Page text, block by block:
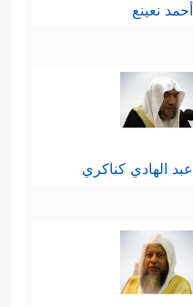
أحمد نعينع
عبد الهادي كناكري